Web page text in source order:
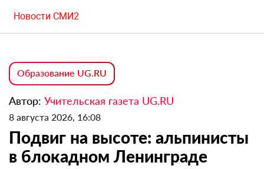
Новости СМИ2
Образование UG.RU
Автор: Учительская газета UG.RU
8 августа 2026, 16:08
Подвиг на высоте: альпинисты
в блокадном Ленинграде